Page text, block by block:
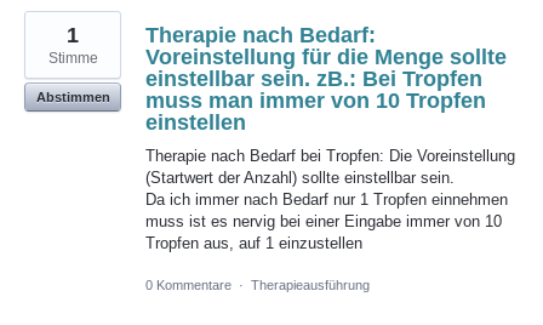
Therapie nach Bedarf:
Voreinstellung für die Menge sollte
einstellbar sein. zB.: Bei Tropfen
muss man immer von 10 Tropfen
einstellen
Therapie nach Bedarf bei Tropfen: Die Voreinstellung
(Startwert der Anzahl) sollte einstellbar sein.
Da ich immer nach Bedarf nur 1 Tropfen einnehmen
muss ist es nervig bei einer Eingabe immer von 10
Tropfen aus, auf 1 einzustellen
1
Stimme
Abstimmen
0 Kommentare · Therapieausführung